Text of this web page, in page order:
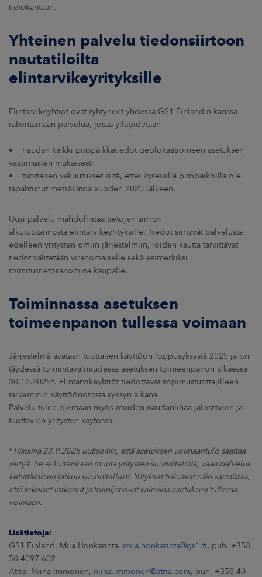
tietokantaan.
Yhteinen palvelu tiedonsiirtoon
nautatiloilta
elintarvikeyrityksille
Elintarvikeyhtiöt ovat ryhtyneet yhdessä GS1 Finlandin kanssa
rakentamaan palvelua, jossa ylläpidetään
• naudan kaikki pitopaikkatiedot geolokaatioineen asetuksen
vaatimusten mukaisesti
• tuottajien vakuutukset siitä, ettei kyseisillä pitopaikoilla ole
tapahtunut metsäkatoa vuoden 2020 jälkeen.
Uusi palvelu mahdollistaa tietojen siirron
alkutuotannosta elintarvikeyrityksille. Tiedot siirtyvät palvelusta
edelleen yritysten omiin järjestelmiin, joiden kautta tarvittavat
tiedot välitetään viranomaiselle sekä esimerkiksi
toimitustietosanomina kaupalle.
Toiminnassa asetuksen
toimeenpanon tullessa voimaan
Järjestelmä avataan tuottajien käyttöön loppusyksystä 2025 ja on
täydessä toimintavalmiudessa asetuksen toimeenpanon alkaessa
30.12.2025*. Elintarvikeyhtiöt tiedottavat sopimustuottajilleen
tarkemmin käyttöönotosta syksyn aikana.
Palvelu tulee olemaan myös muiden naudanlihaa jalostavien ja
tuottavien yritysten käytössä.
*Tiistaina 23.9.2025 uutisoitiin, että asetuksen voimaantulo saattaa
siirtyä. Se ei kuitenkaan muuta yritysten suunnitelmia, vaan palvelun
kehittäminen jatkuu suunnitellusti. Yritykset haluavat näin varmistaa,
että tekniset ratkaisut ja toimijat ovat valmiina asetuksen tullessa
voimaan.
Lisätietoja:
GS1 Finland, Miia Honkarinta, miia.honkarinta@gs1.fi, puh. +358
50 4097 602
Atria, Niina Immonen, niina.immonen@atria.com, puh. +358 40